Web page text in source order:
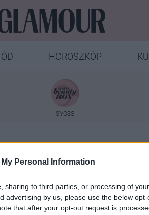
Personal Information
sharing to third parties, or processing of
advertising by us, please use the below
that after your opt-out request is
HOROSZKÓP
SYOSS
Light